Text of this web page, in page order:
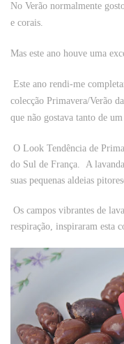
No Verão normalmente
e corais.
Mas este ano houve uma
Este ano rendi-me
colecção Primavera/Verão da
que não gostava tanto de
O Look Tendência de
do Sul de França. A
suas pequenas aldeias
Os campos vibrantes de
respiração, inspiraram esta